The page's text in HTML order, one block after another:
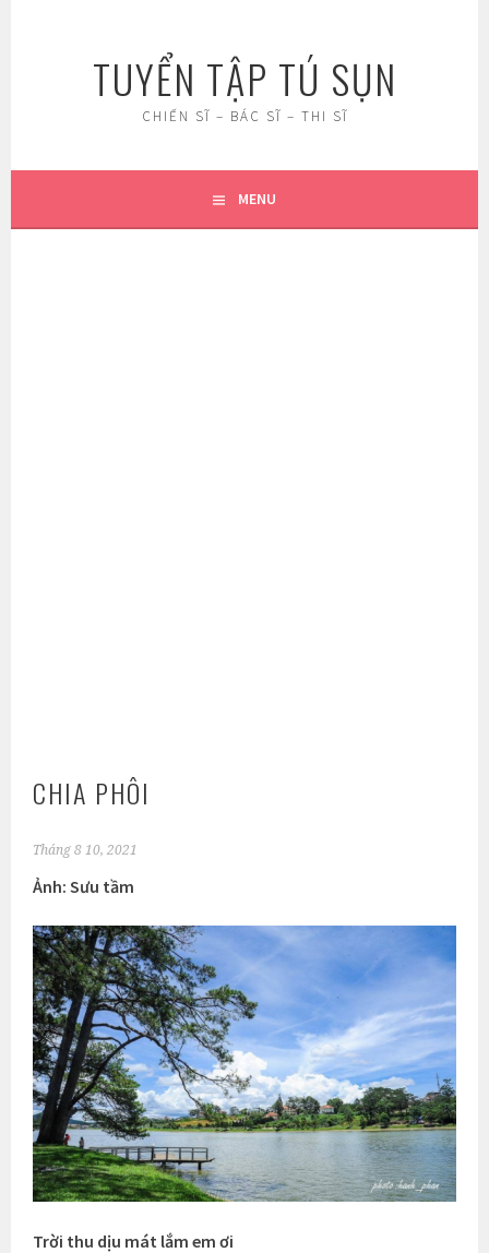
TUYỂN TẬP TÚ SỤN
CHIẾN SĨ – BÁC SĨ – THI SĨ
MENU
CHIA PHÔI
Tháng 8 10, 2021
Ảnh: Sưu tầm
Trời thu dịu mát lắm em ơi